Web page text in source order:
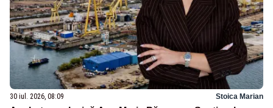
30 iul. 2026, 08:09 Stoica Marian